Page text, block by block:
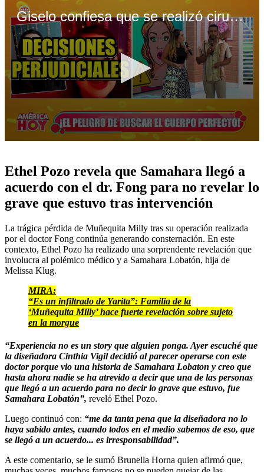
Giselo confiesa que se realizó cirugías con dr. Fong
5
11
seconds
Ethel Pozo revela que Samahara llegó a
acuerdo con el dr. Fong para no revelar lo
grave que estuvo tras intervención
La trágica pérdida de Muñequita Milly tras su operación realizada
por el doctor Fong continúa generando consternación. En este
contexto, Ethel Pozo ha realizado una sorprendente revelación que
involucra al polémico médico y a Samahara Lobatón, hija de
Melissa Klug.
MIRA:
“Es un infiltrado de Yarita”: Familia de la
‘Muñequita Milly’ hace fuerte revelación sobre sujeto
en la morgue
“Experiencia no es un story que alguien ponga. Ayer escuché que
la diseñadora Cinthia Vigil decidió al parecer operarse con este
doctor porque vio una historia de Samahara Lobaton y creo que
hasta ahora nadie se ha atrevido a decir que una de las personas
que llegó a un acuerdo para no decir lo grave que estuvo, fue
Samahara Lobatón”, reveló Ethel Pozo.
Luego continuó con: “me da tanta pena que la diseñadora no lo
haya sabido antes, cuando todos en el medio sabemos de eso, que
se llegó a un acuerdo... es irresponsabilidad”.
A este comentario, se le sumó Brunella Horna quien afirmó que,